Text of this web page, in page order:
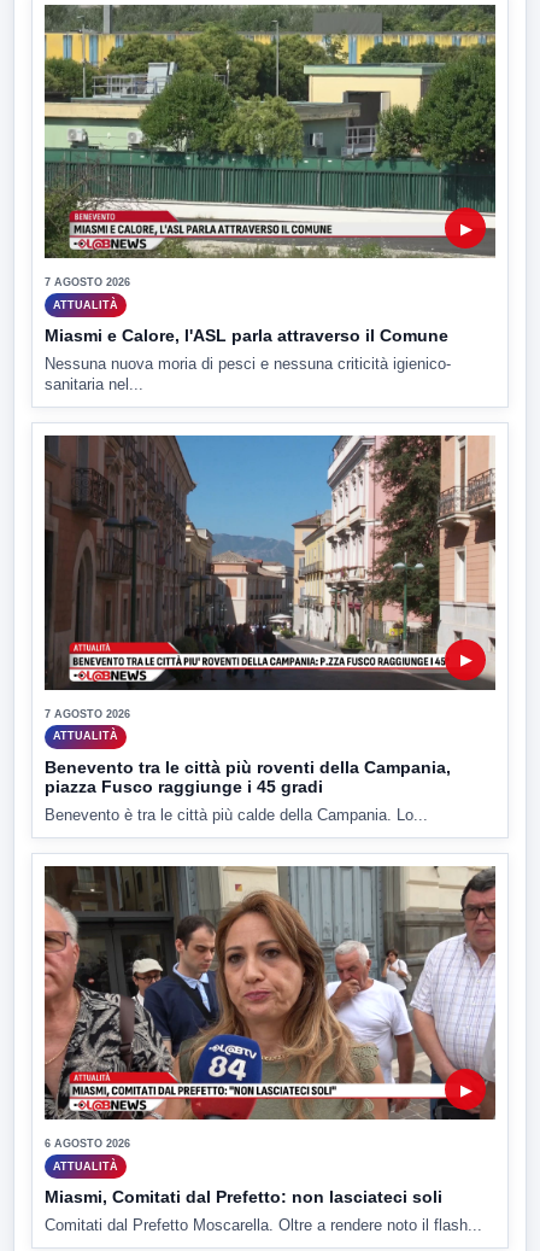
▶
7 AGOSTO 2026
ATTUALITÀ
Miasmi e Calore, l'ASL parla attraverso il Comune
Nessuna nuova moria di pesci e nessuna criticità igienico-
sanitaria nel...
▶
7 AGOSTO 2026
ATTUALITÀ
Benevento tra le città più roventi della Campania,
piazza Fusco raggiunge i 45 gradi
Benevento è tra le città più calde della Campania. Lo...
▶
6 AGOSTO 2026
ATTUALITÀ
Miasmi, Comitati dal Prefetto: non lasciateci soli
Comitati dal Prefetto Moscarella. Oltre a rendere noto il flash...